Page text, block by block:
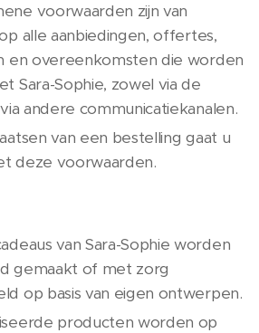
voorwaarden zijn van
alle aanbiedingen, offertes,
en overeenkomsten die worden
Sara-Sophie, zowel via de
andere communicatiekanalen.
van een bestelling gaat u
deze voorwaarden.
van Sara-Sophie worden
gemaakt of met zorg
op basis van eigen ontwerpen.
producten worden op